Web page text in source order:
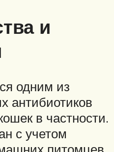
и
одним из
антибиотиков
в частности.
с учетом